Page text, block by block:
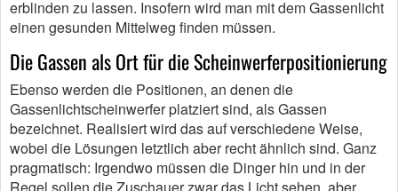
erblinden zu lassen. Insofern wird man mit dem Gassenlicht
einen gesunden Mittelweg finden müssen.
Die Gassen als Ort für die Scheinwerferpositionierung
Ebenso werden die Positionen, an denen die
Gassenlichtscheinwerfer platziert sind, als Gassen
bezeichnet. Realisiert wird das auf verschiedene Weise,
wobei die Lösungen letztlich aber recht ähnlich sind. Ganz
pragmatisch: Irgendwo müssen die Dinger hin und in der
Regel sollen die Zuschauer zwar das Licht sehen, aber